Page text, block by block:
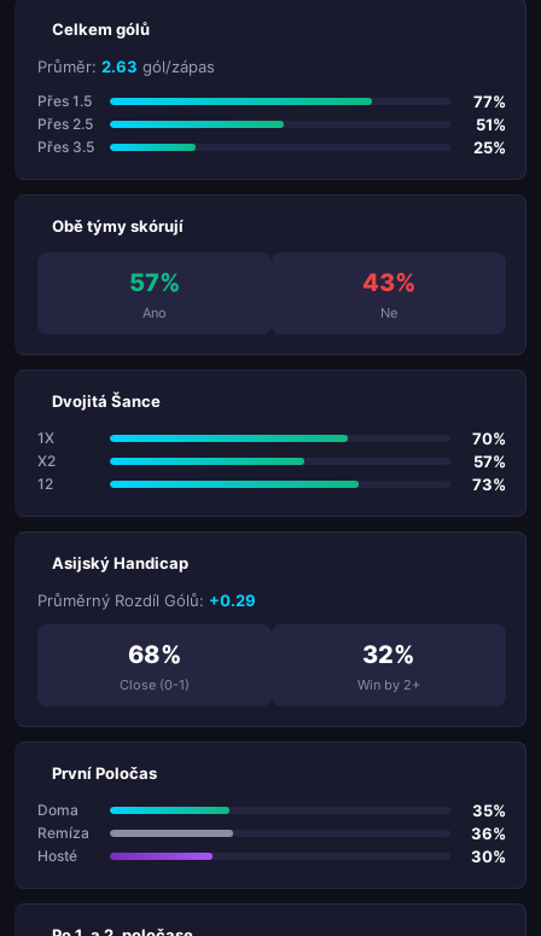
Celkem gólů
Průměr: 2.63 gól/zápas
Přes 1.5 77%
Přes 2.5 51%
Přes 3.5 25%
Obě týmy skórují
57%
Ano
43%
Ne
Dvojitá Šance
1X 70%
X2 57%
12 73%
Asijský Handicap
Průměrný Rozdíl Gólů: +0.29
68%
Close (0-1)
32%
Win by 2+
První Poločas
Doma 35%
Remíza 36%
Hosté 30%